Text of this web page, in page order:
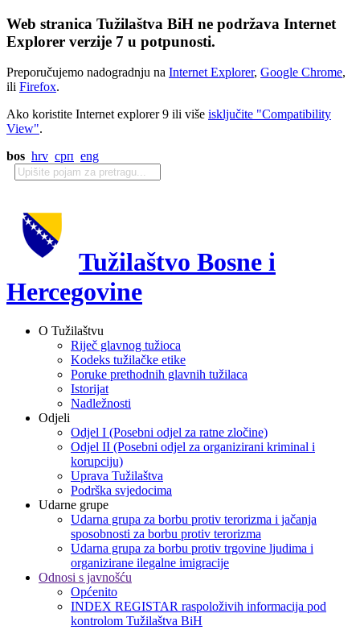
Web stranica Tužilaštva BiH ne podržava Internet
Explorer verzije 7 u potpunosti.
Preporučujemo nadogradnju na Internet Explorer, Google Chrome,
ili Firefox.
Ako koristite Internet explorer 9 ili više isključite "Compatibility
View".
bos hrv срп eng
Tužilaštvo Bosne i
Hercegovine
O Tužilaštvu
Riječ glavnog tužioca
Kodeks tužilačke etike
Poruke prethodnih glavnih tužilaca
Istorijat
Nadležnosti
Odjeli
Odjel I (Posebni odjel za ratne zločine)
Odjel II (Posebni odjel za organizirani kriminal i
korupciju)
Uprava Tužilaštva
Podrška svjedocima
Udarne grupe
Udarna grupa za borbu protiv terorizma i jačanja
sposobnosti za borbu protiv terorizma
Udarna grupa za borbu protiv trgovine ljudima i
organizirane ilegalne imigracije
Odnosi s javnošću
Općenito
INDEX REGISTAR raspoloživih informacija pod
kontrolom Tužilaštva BiH